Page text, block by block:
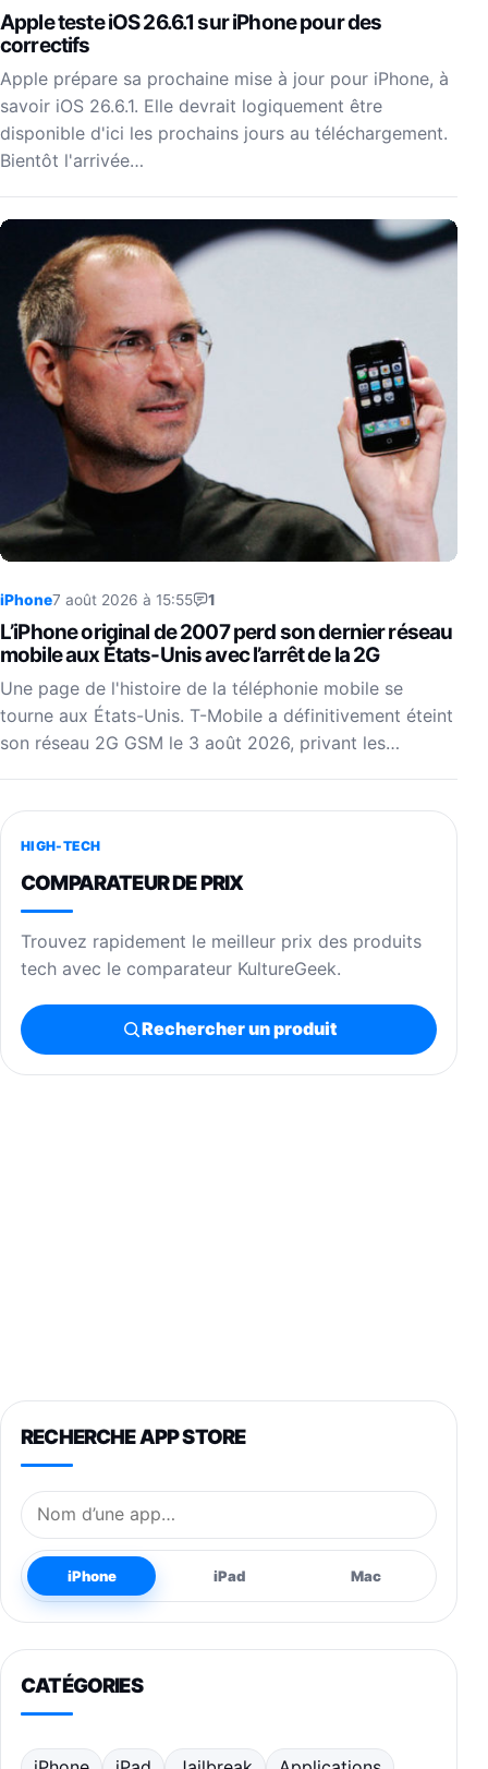
Apple teste iOS 26.6.1 sur iPhone pour des
correctifs
Apple prépare sa prochaine mise à jour pour iPhone, à
savoir iOS 26.6.1. Elle devrait logiquement être
disponible d'ici les prochains jours au téléchargement.
Bientôt l'arrivée…
iPhone7 août 2026 à 15:55 1
L’iPhone original de 2007 perd son dernier réseau
mobile aux États-Unis avec l’arrêt de la 2G
Une page de l'histoire de la téléphonie mobile se
tourne aux États-Unis. T-Mobile a définitivement éteint
son réseau 2G GSM le 3 août 2026, privant les…
HIGH-TECH
COMPARATEUR DE PRIX
Trouvez rapidement le meilleur prix des produits
tech avec le comparateur KultureGeek.
Rechercher un produit
RECHERCHE APP STORE
Nom de l’application
iPhone iPad Mac
CATÉGORIES